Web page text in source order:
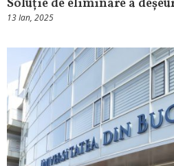
Soluție de eliminare a
13 Ian, 2025